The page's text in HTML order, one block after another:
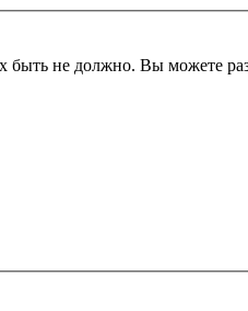
быть не должно. Вы можете